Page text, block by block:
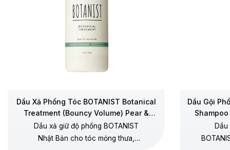
Dầu Xả Phồng Tóc BOTANIST Botanical
Treatment (Bouncy Volume) Pear &
Chamomile
Dầu xả giữ độ phồng BOTANIST
Nhật Bản cho tóc mỏng thưa,
Dầu Gội